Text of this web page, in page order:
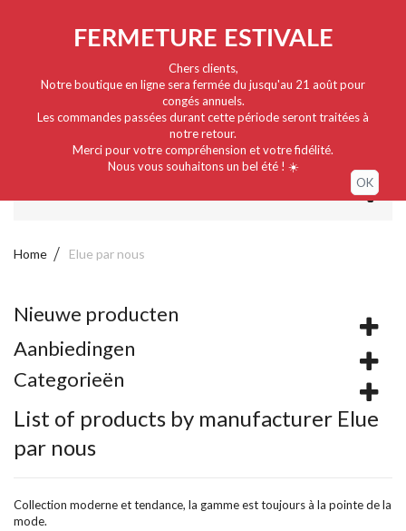
FERMETURE ESTIVALE
Chers clients,
Notre boutique en ligne sera fermée du jusqu'au 21 août pour
congés annuels.
Les commandes passées durant cette période seront traitées à
notre retour.
Merci pour votre compréhension et votre fidélité.
Nous vous souhaitons un bel été ! ☀️
OK
Home Elue par nous
Nieuwe producten
Aanbiedingen
Categorieën
List of products by manufacturer Elue
par nous
Collection moderne et tendance, la gamme est toujours à la pointe de la
mode.